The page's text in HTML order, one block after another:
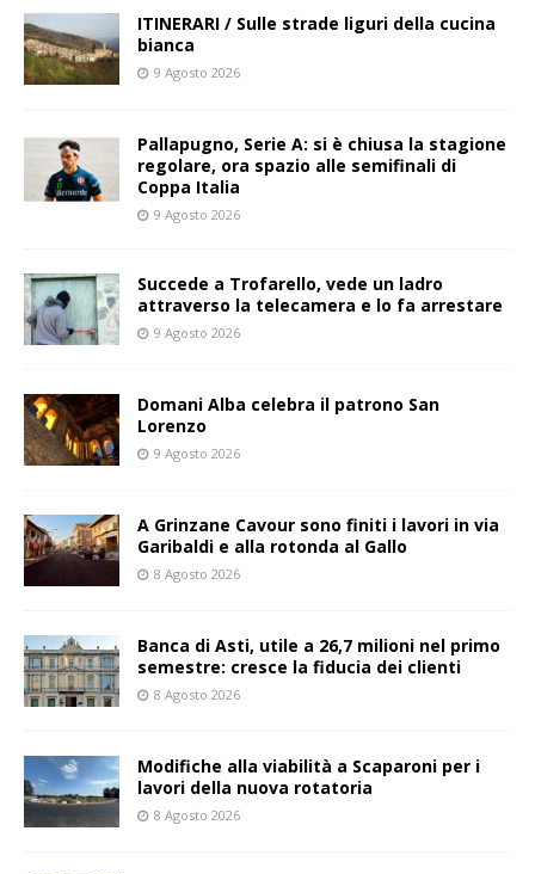
ITINERARI / Sulle strade liguri della cucina
bianca
9 Agosto 2026
Pallapugno, Serie A: si è chiusa la stagione
regolare, ora spazio alle semifinali di
Coppa Italia
9 Agosto 2026
Succede a Trofarello, vede un ladro
attraverso la telecamera e lo fa arrestare
9 Agosto 2026
Domani Alba celebra il patrono San
Lorenzo
9 Agosto 2026
A Grinzane Cavour sono finiti i lavori in via
Garibaldi e alla rotonda al Gallo
8 Agosto 2026
Banca di Asti, utile a 26,7 milioni nel primo
semestre: cresce la fiducia dei clienti
8 Agosto 2026
Modifiche alla viabilità a Scaparoni per i
lavori della nuova rotatoria
8 Agosto 2026